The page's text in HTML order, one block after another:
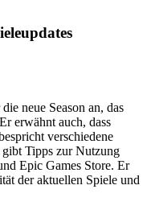
neue Season an, das
erwähnt auch, dass
verschiedene
Tipps zur Nutzung
Epic Games Store. Er
der aktuellen Spiele und